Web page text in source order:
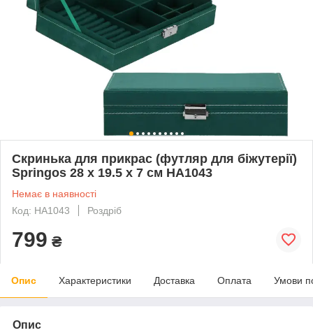
Скринька для прикрас (футляр для біжутерії)
Springos 28 x 19.5 x 7 см HA1043
Немає в наявності
Код: HA1043
Роздріб
799 ₴
Опис Характеристики Доставка Оплата Умови
Опис